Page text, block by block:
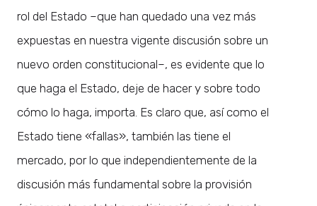
rol del Estado –que han quedado una vez más
expuestas en nuestra vigente discusión sobre un
nuevo orden constitucional–, es evidente que lo
que haga el Estado, deje de hacer y sobre todo
cómo lo haga, importa. Es claro que, así como el
Estado tiene «fallas», también las tiene el
mercado, por lo que independientemente de la
discusión más fundamental sobre la provisión